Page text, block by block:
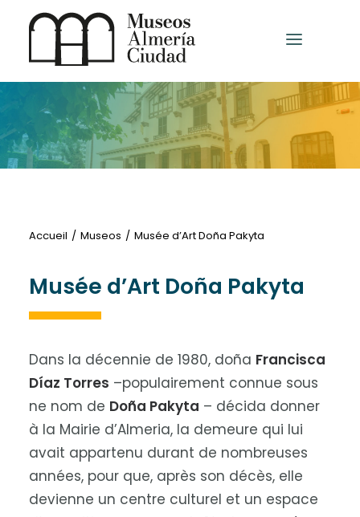
HOME
MUSÉES ET CENTRES D’EXPOSITIONS
AUTRES MUSÉES
Français
Accueil Museos Musée d’Art Doña Pakyta
Musée d’Art Doña Pakyta
Dans la décennie de 1980, doña Francisca
Díaz Torres –populairement connue sous
ne nom de Doña Pakyta – décida donner
à la Mairie d’Almeria, la demeure qui lui
avait appartenu durant de nombreuses
années, pour que, après son décès, elle
devienne un centre culturel et un espace